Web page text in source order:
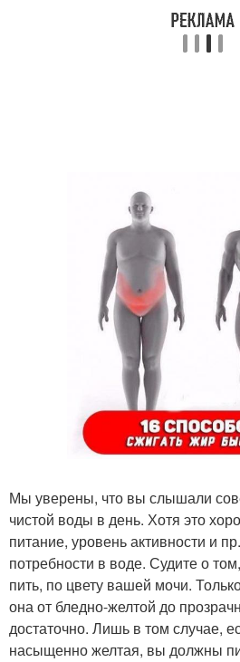
Мы уверены, что вы слышали
чистой воды в день. Хотя это
питание, уровень активности и
потребности в воде. Судите о
пить, по цвету вашей мочи.
она от бледно-желтой до
достаточно. Лишь в том случае,
насыщенно желтая, вы должны